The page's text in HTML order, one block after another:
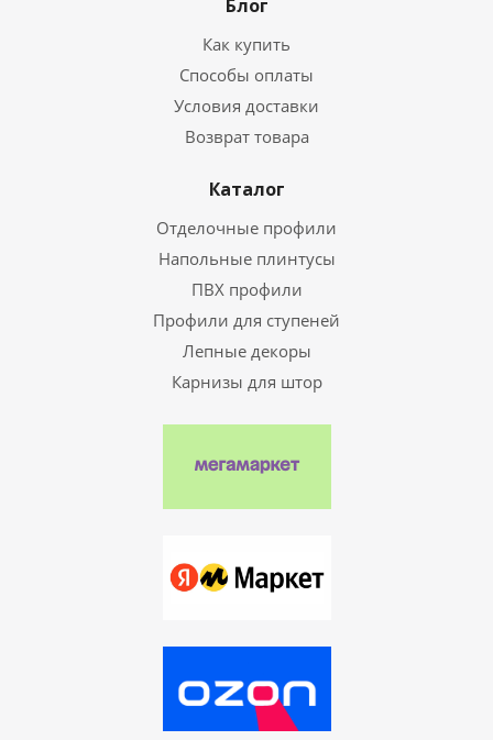
Блог
Как купить
Способы оплаты
Условия доставки
Возврат товара
Каталог
Отделочные профили
Напольные плинтусы
ПВХ профили
Профили для ступеней
Лепные декоры
Карнизы для штор